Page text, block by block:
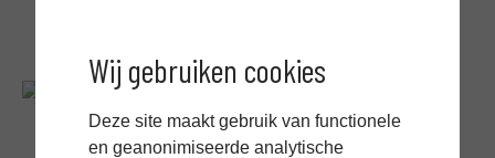
Wij gebruiken cookies
Deze site maakt gebruik van functionele
en geanonimiseerde analytische